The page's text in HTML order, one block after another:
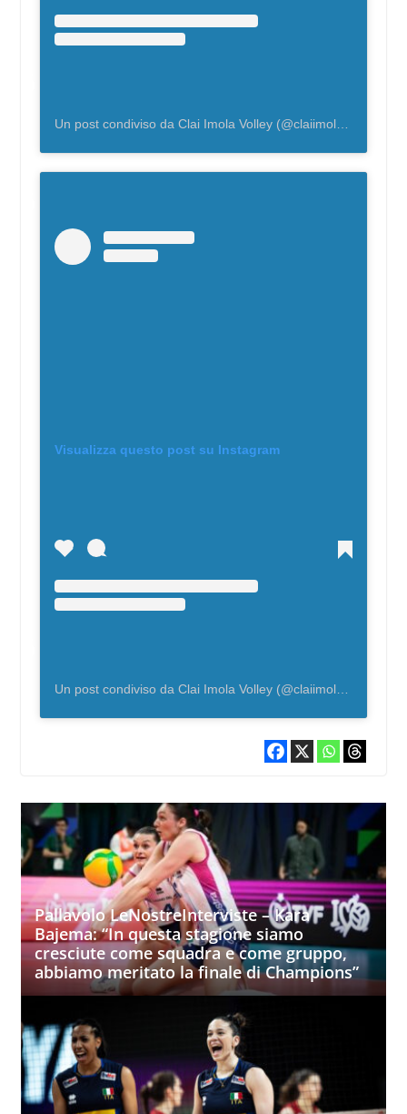
Un post condiviso da Clai Imola Volley (@claiimolavolley)
Visualizza questo post su Instagram
Un post condiviso da Clai Imola Volley (@claiimolavolley)
Pallavolo LeNostreInterviste – Kara
Bajema: “In questa stagione siamo
cresciute come squadra e come gruppo,
abbiamo meritato la finale di Champions”